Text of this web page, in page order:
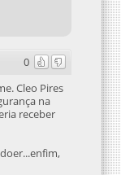
0
Cleo Pires
na
receber